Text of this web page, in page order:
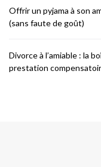
Offrir un pyjama à son
(sans faute de goût)
Divorce à l’amiable : la
prestation